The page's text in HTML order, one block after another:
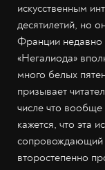
искусственным
десятилетий, но
Франции
«Негалиода»
много белых
призывает
числе что вообще
кажется, что эта
сопровождающий
второстепенно